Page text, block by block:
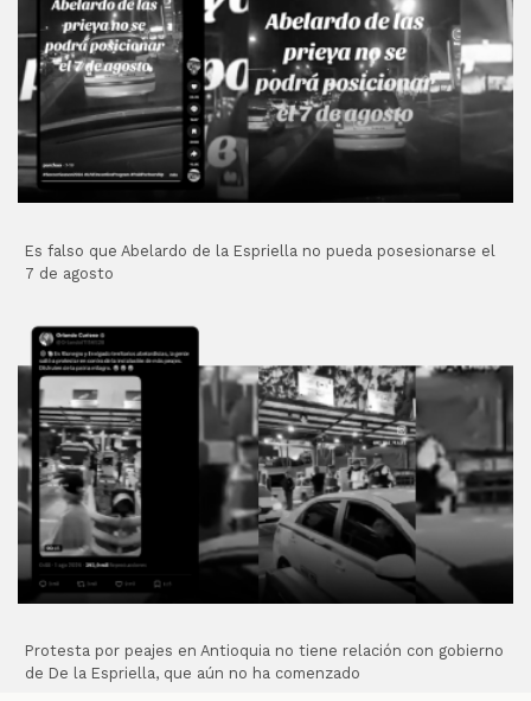
Es falso que Abelardo de la Espriella no pueda posesionarse el
7 de agosto
Protesta por peajes en Antioquia no tiene relación con gobierno
de De la Espriella, que aún no ha comenzado